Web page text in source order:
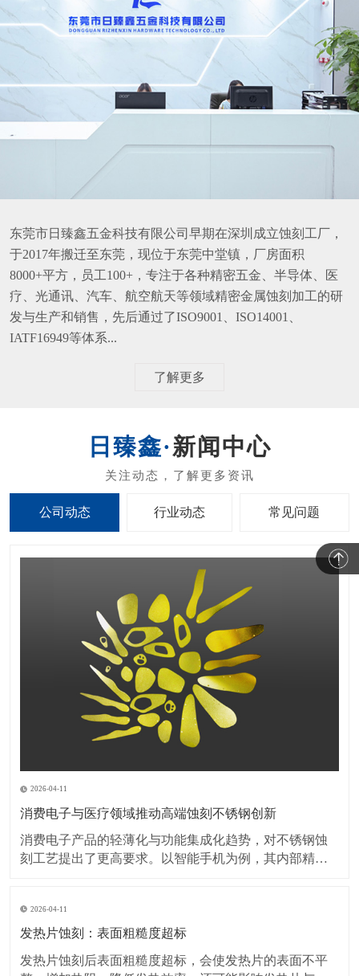
东莞市日臻鑫五金科技有限公司早期在深圳成立蚀刻工厂，
于2017年搬迁至东莞，现位于东莞中堂镇，厂房面积
8000+平方，员工100+，专注于各种精密五金、半导体、医
疗、光通讯、汽车、航空航天等领域精密金属蚀刻加工的研
发与生产和销售，先后通过了ISO9001、ISO14001、
IATF16949等体系...
了解更多
新闻中心
公司动态 行业动态 常见问题
2026-04-11
消费电子与医疗领域推动高端蚀刻不锈钢创新
消费电子产品的轻薄化与功能集成化趋势，对不锈钢蚀
刻工艺提出了更高要求。以智能手机为例，其内部精密
构加工。此外，可穿戴设备对金属外壳的装饰性需求激
增，蚀刻工艺与PVD镀膜、阳极氧化等表面处理技术的
2026-04-11
发热片蚀刻：表面粗糙度超标
发热片蚀刻后表面粗糙度超标，会使发热片的表面不平